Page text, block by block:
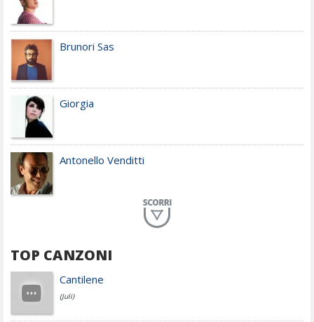
Brunori Sas
Giorgia
Antonello Venditti
Achille Lauro
TOP CANZONI
Cantilene
(Juli)